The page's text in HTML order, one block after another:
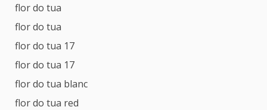
flor do tua
flor do tua
flor do tua 17
flor do tua 17
flor do tua blanc
flor do tua red